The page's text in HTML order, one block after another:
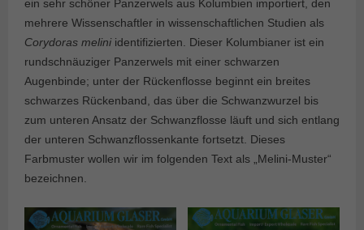
ein sehr schöner Panzerwels aus Kolumbien importiert, den
mehrere Wissenschaftler in wissenschaftlichen Studien als
Corydoras meliniidentifizierten. Dieser Kolumbianer ist ein
rundschnäuziger Panzerwels mit einer schwarzen
Augenbinde; unter der Rückenflosse beginnt ein breites
schwarzes Rückenband, das über die Schwanzwurzel bis
zum unteren Ansatz der Schwanzflosse läuft und sich entlang
der unteren Schwanzflossenkante fortsetzt. Dieses
Farbmuster wollen wir im folgenden Text als „Melini-Muster“
bezeichnen.